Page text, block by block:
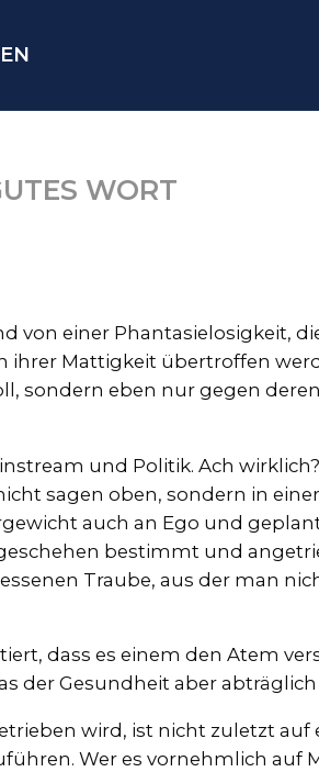
WORT
von einer Phantasielosigkeit,
Mattigkeit übertroffen
sondern eben nur gegen
und Politik. Ach
sagen oben, sondern in
auch an Ego und
bestimmt und
Traube, aus der man
dass es einem den Atem
der Gesundheit aber
wird, ist nicht zuletzt
Wer es vornehmlich auf